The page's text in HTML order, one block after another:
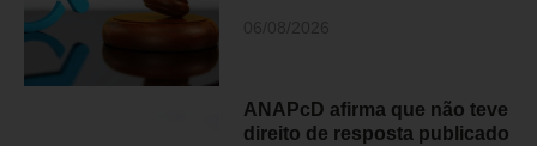
ANAPcD afirma que não teve
direito de resposta publicado